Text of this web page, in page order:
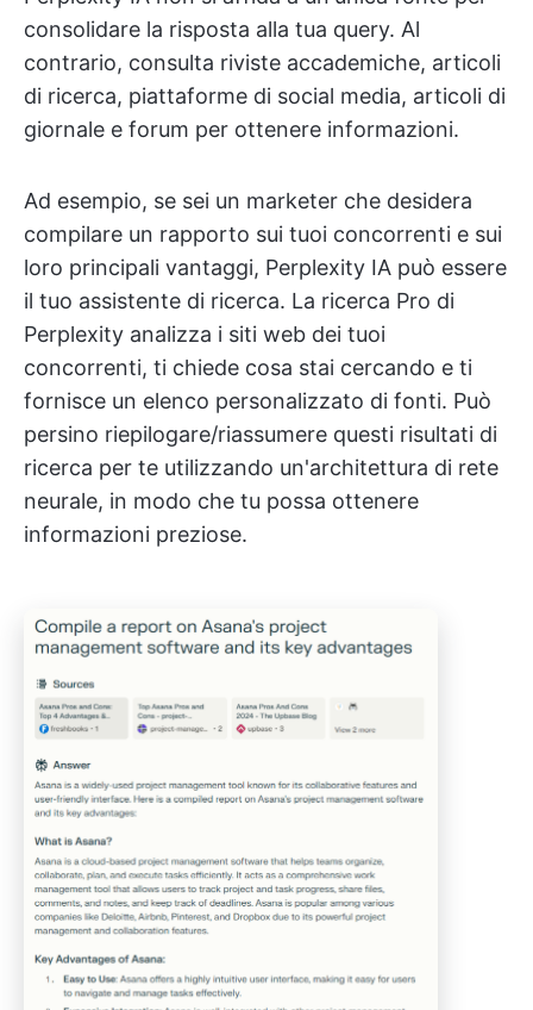
consolidare la risposta alla tua query. Al
contrario, consulta riviste accademiche, articoli
di ricerca, piattaforme di social media, articoli di
giornale e forum per ottenere informazioni.
Ad esempio, se sei un marketer che desidera
compilare un rapporto sui tuoi concorrenti e sui
loro principali vantaggi, Perplexity IA può essere
il tuo assistente di ricerca. La ricerca Pro di
Perplexity analizza i siti web dei tuoi
concorrenti, ti chiede cosa stai cercando e ti
fornisce un elenco personalizzato di fonti. Può
persino riepilogare/riassumere questi risultati di
ricerca per te utilizzando un'architettura di rete
neurale, in modo che tu possa ottenere
informazioni preziose.